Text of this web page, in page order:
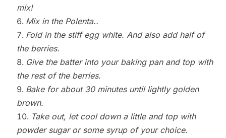
mix!
Mix in the Polenta..
Fold in the stiff egg white. And also add half of
the berries.
Give the batter into your baking pan and top with
the rest of the berries.
Bake for about 30 minutes until lightly golden
brown.
Take out, let cool down a little and top with
powder sugar or some syrup of your choice.